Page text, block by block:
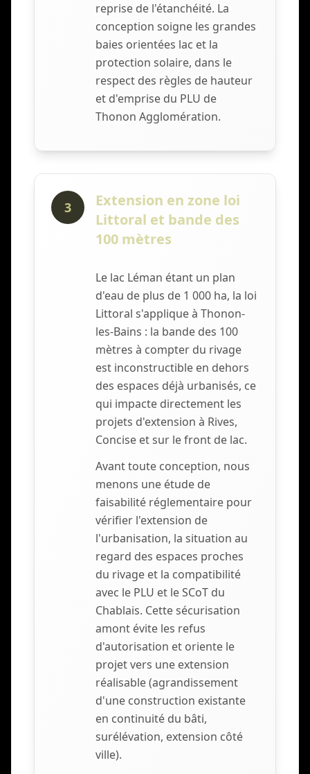
reprise de l'étanchéité. La
conception soigne les grandes
baies orientées lac et la
protection solaire, dans le
respect des règles de hauteur
et d'emprise du PLU de
Thonon Agglomération.
3
Extension en zone loi
Littoral et bande des
100 mètres
Le lac Léman étant un plan
d'eau de plus de 1 000 ha, la loi
Littoral s'applique à Thonon-
les-Bains : la bande des 100
mètres à compter du rivage
est inconstructible en dehors
des espaces déjà urbanisés, ce
qui impacte directement les
projets d'extension à Rives,
Concise et sur le front de lac.
Avant toute conception, nous
menons une étude de
faisabilité réglementaire pour
vérifier l'extension de
l'urbanisation, la situation au
regard des espaces proches
du rivage et la compatibilité
avec le PLU et le SCoT du
Chablais. Cette sécurisation
amont évite les refus
d'autorisation et oriente le
projet vers une extension
réalisable (agrandissement
d'une construction existante
en continuité du bâti,
surélévation, extension côté
ville).